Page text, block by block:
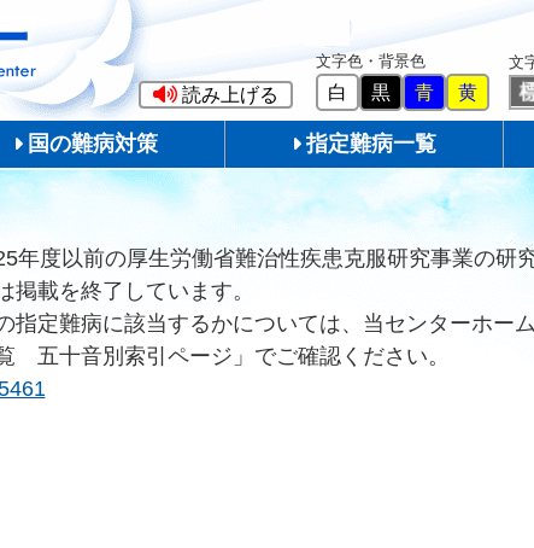
文
文字色・背景色
白 黒 青 黄
読み上げる
国の難病対策 指定難病一覧
年度以前の厚生労働省難治性疾患克服研究事業の研
載を終了しています。
指定難病に該当するかについては、当センターホー
五十音別索引ページ」でご確認ください。